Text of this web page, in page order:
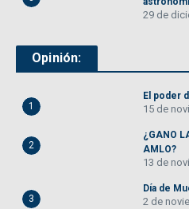
29 de
Opinión:
1
El poder
15 de
2
¿GANO
AMLO?
13 de
3
Día de
2 de